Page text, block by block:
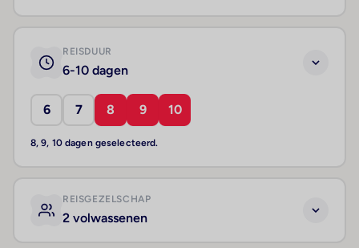
REISDUUR
6-10 dagen
6 7 8 9 10
8, 9, 10 dagen geselecteerd.
REISGEZELSCHAP
2 volwassenen